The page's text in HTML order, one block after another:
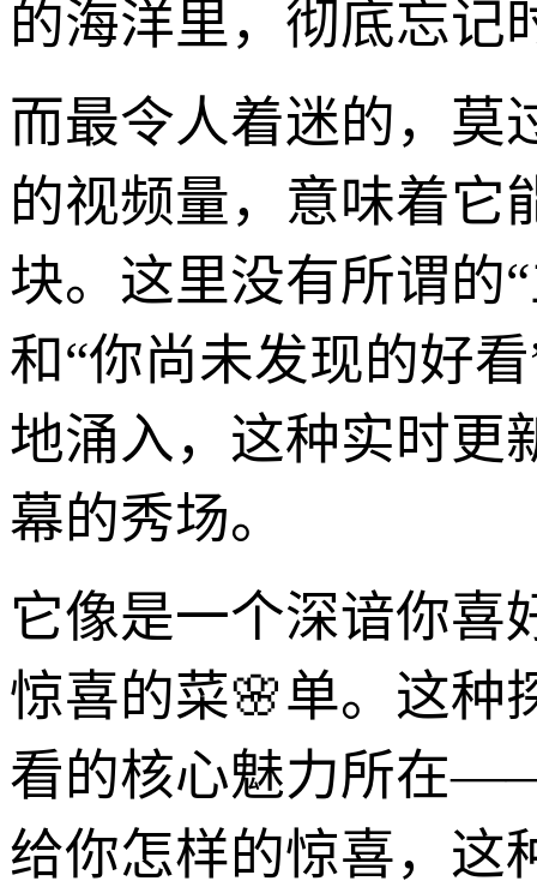
的海洋里，彻底忘记
而最令人着迷的，莫
的视频量，意味着它
块。这里没有所谓的
和“你尚未发现的好
地涌入，这种实时更
幕的秀场。
它像是一个深谙你喜
惊喜的菜🌸单。这种
看的核心魅力所在
给你怎样的惊喜，这